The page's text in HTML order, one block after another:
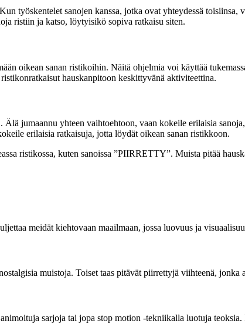
työskentelet sanojen kanssa, jotka ovat yhteydessä
ristiin ja katso, löytyisikö sopiva ratkaisu siten.
oikean sanan ristikoihin. Näitä ohjelmia voi käyttää
hauskanpitoon keskittyvänä aktiviteettina.
jumaannu yhteen vaihtoehtoon, vaan kokeile erilaisia
erilaisia ratkaisuja, jotta löydät oikean sanan ristikkoon.
ristikossa, kuten sanoissa ”PIIRRETTY”. Muista pitää
meidät kiehtovaan maailmaan, jossa luovuus ja
muistoja. Toiset taas pitävät piirrettyjä viihteenä,
sarjoja tai jopa stop motion -tekniikalla luotuja